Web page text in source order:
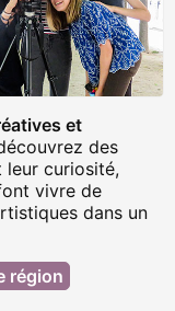
et
des
leur curiosité,
vivre de
dans un
région